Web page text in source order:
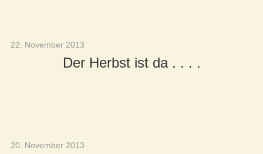
22. November 2013
Der Herbst ist da . . . .
20. November 2013